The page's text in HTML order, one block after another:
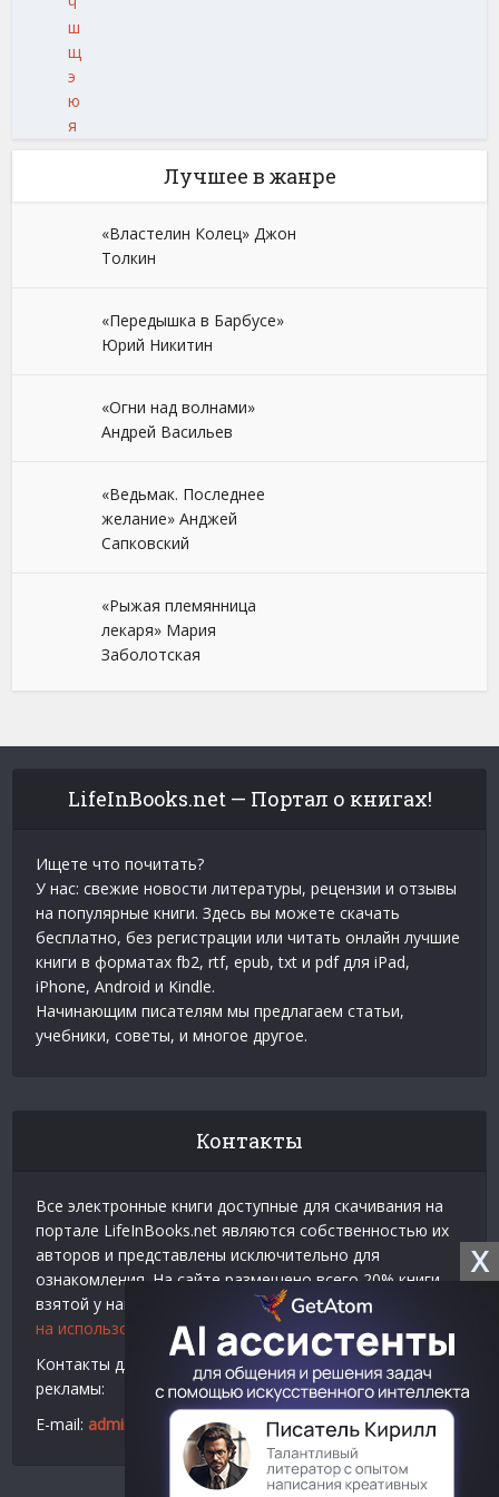
X
ш
щ
э
ю
я
Лучшее в жанре
«Властелин Колец» Джон
Толкин
«Передышка в Барбусе»
Юрий Никитин
«Огни над волнами»
Андрей Васильев
«Ведьмак. Последнее
желание» Анджей
Сапковский
«Рыжая племянница
лекаря» Мария
Заболотская
LifeInBooks.net — Портал о книгах!
Ищете что почитать?
У нас: свежие новости литературы, рецензии и отзывы
на популярные книги. Здесь вы можете скачать
бесплатно, без регистрации или читать онлайн лучшие
книги в форматах fb2, rtf, epub, txt и pdf для iPad,
iPhone, Android и Kindle.
Начинающим писателям мы предлагаем статьи,
учебники, советы, и многое другое.
Контакты
Все электронные книги доступные для скачивания на
портале LifeInBooks.net являются собственностью их
авторов и представлены исключительно для
ознакомления. На сайте размещено всего 20% книги
взятой у нашего партнера
Официальное разрешение
на использование материалов Litres .
Контакты для связи по вопросам авторского права и
рекламы:
E-mail: admin@lifeinbooks.net